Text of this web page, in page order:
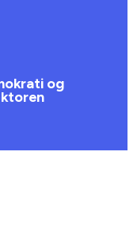
og